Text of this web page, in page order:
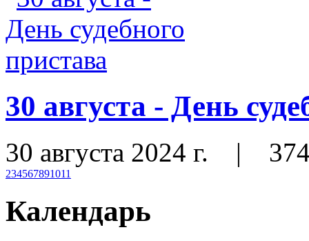
30 августа - День
30 августа 2024 г. |
234567891011
Календарь